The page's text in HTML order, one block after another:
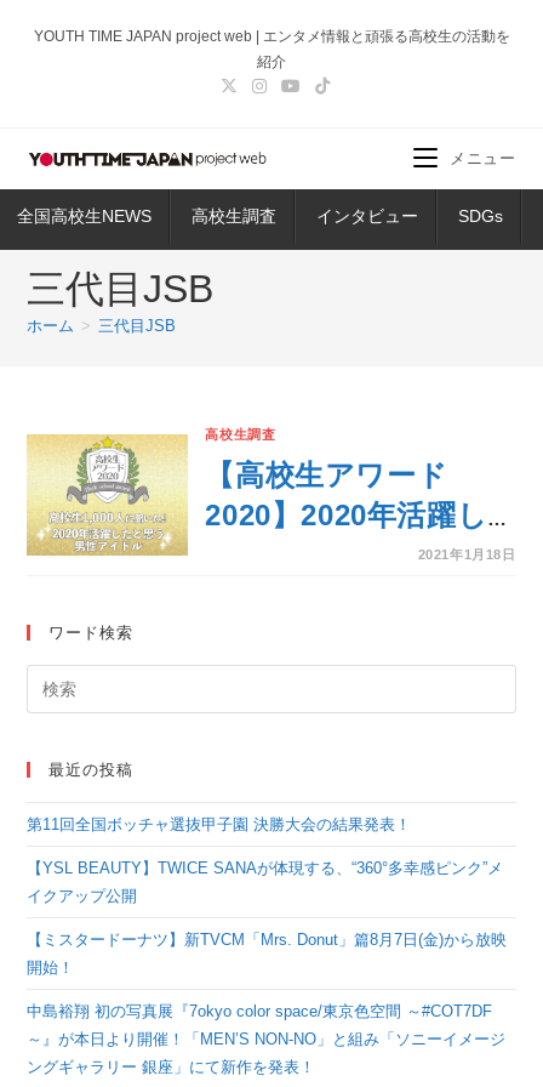
ス
ッ
YOUTH TIME JAPAN project web | エンタメ情報と頑張る高校生の活動を
紹介
全国高校生NEWS 高校生調査 インタビュー SDGs
メニュー
三代目JSB
ホーム > 三代目JSB
高校生調査
【高校生アワード
2020】2020年活躍し
たと思う男性アイドル
2021年1月18日
ワード検索
最近の投稿
第11回全国ボッチャ選抜甲子園 決勝大会の結果発表！
【YSL BEAUTY】TWICE SANAが体現する、“360°多幸感ピンク”メ
イクアップ公開
【ミスタードーナツ】新TVCM「Mrs. Donut」篇8月7日(金)から放映
開始！
中島裕翔 初の写真展『7okyo color space/東京色空間 ～#COT7DF
～』が本日より開催！「MEN’S NON-NO」と組み「ソニーイメージ
ングギャラリー 銀座」にて新作を発表！